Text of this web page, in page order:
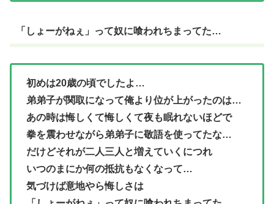
「しょーがねぇ」って奴に喰われちまってた…
初めは20歳の頃でしたよ…
弟弟子が関取になって俺より位が上がったのは…
あの時は悔しくて悔しくて夜も眠れないほどで
拳を震わせながら弟弟子に敬語を使ってたな…
だけどそれが二人三人と増えていくにつれ
いつのまにか何の抵抗もなくなって…
気づけば意地やら悔しさは